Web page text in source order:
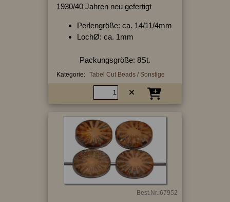
1930/40 Jahren neu gefertigt
Perlengröße: ca. 14/11/4mm
LochØ: ca. 1mm
Packungsgröße: 8St.
Kategorie: Tabel Cut Beads / Sonstige
Best.Nr.:67952